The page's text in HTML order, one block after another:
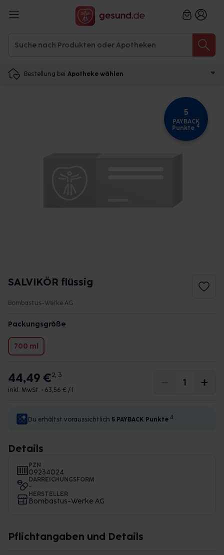
Bestellung bei Apotheke wählen
5
PAYBACK
Punkte 4
SALVIKÖR flüssig
Bombastus-Werke AG
Packungsgröße
700 ml
44,49 €2, 3
inkl. MwSt. • 63,56 € / l
Du erhältst voraussichtlich 5 PAYBACK Punkte 4
Details
PZN
09234024
DARREICHUNGSFORM
-
HERSTELLER
Bombastus-Werke AG
Pflichtangaben und Details